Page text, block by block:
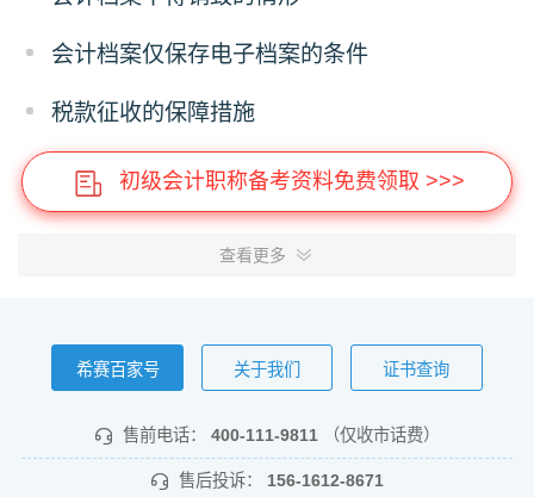
会计档案仅保存电子档案的条件
税款征收的保障措施
初级会计职称备考资料免费领取 >>>
查看更多
希赛百家号 关于我们 证书查询
售前电话： 400-111-9811 （仅收市话费）
售后投诉： 156-1612-8671